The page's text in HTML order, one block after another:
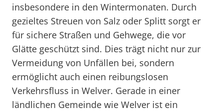
insbesondere in den Wintermonaten. Durch
gezieltes Streuen von Salz oder Splitt sorgt er
für sichere Straßen und Gehwege, die vor
Glätte geschützt sind. Dies trägt nicht nur zur
Vermeidung von Unfällen bei, sondern
ermöglicht auch einen reibungslosen
Verkehrsfluss in Welver. Gerade in einer
ländlichen Gemeinde wie Welver ist ein